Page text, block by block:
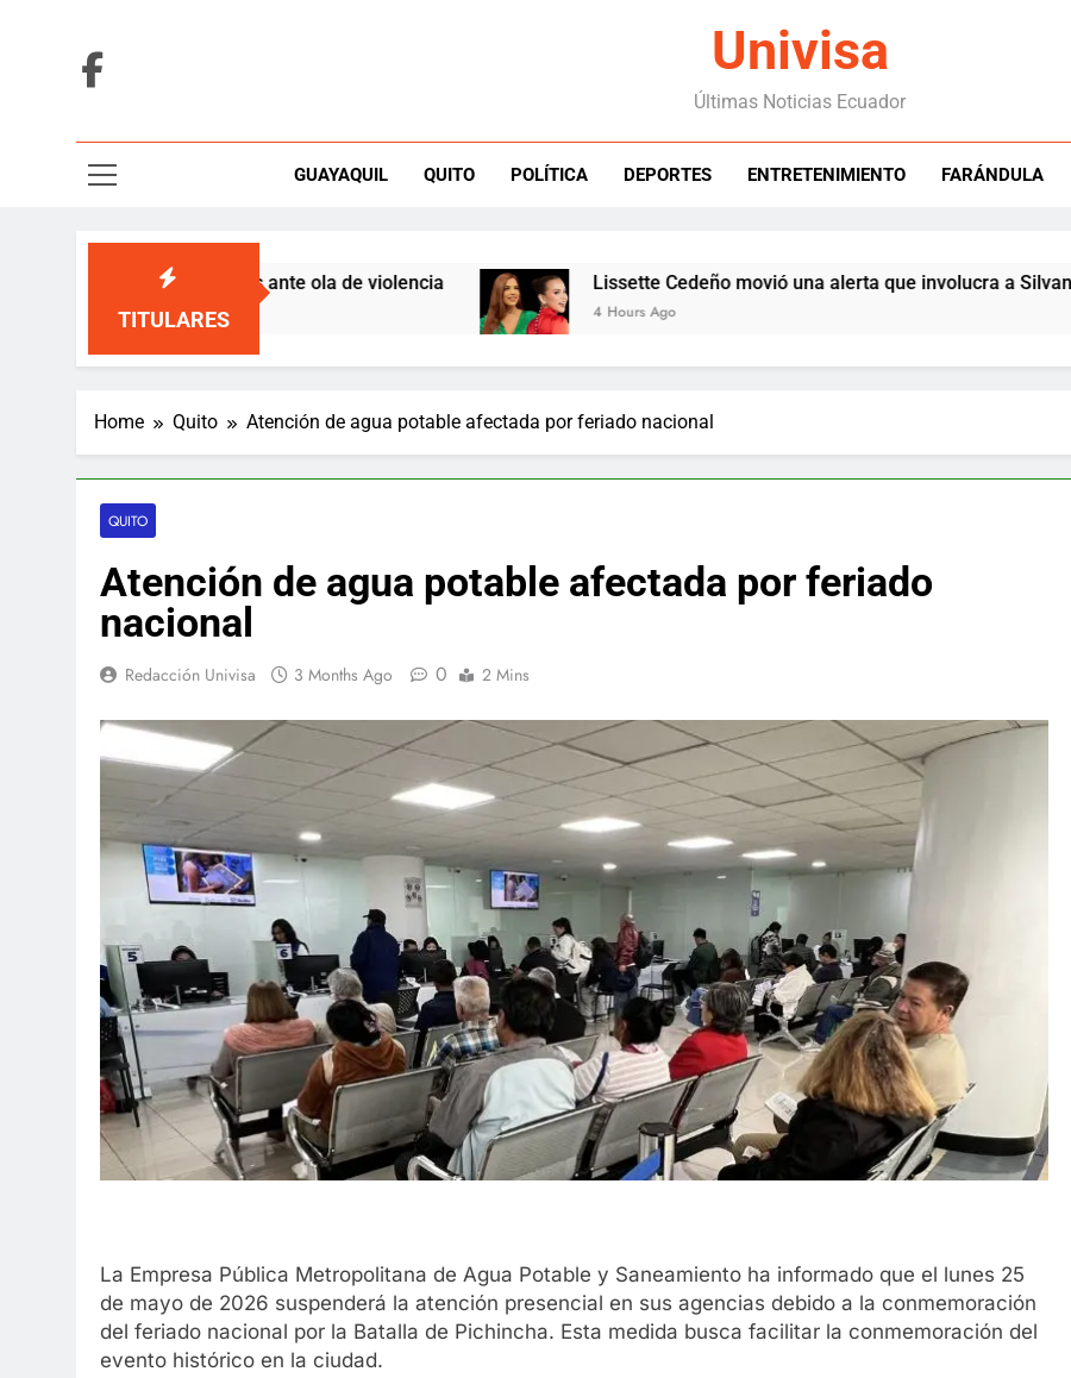
Univisa
Últimas Noticias Ecuador
GUAYAQUIL QUITO POLÍTICA DEPORTES ENTRETENIMIENTO FARÁNDULA
TITULARES
coordinadas ante ola de violencia Lissette Cedeño movió una alerta que involucra a Silvana Torres
4 Hours Ago
Home Quito Atención de agua potable afectada por feriado nacional
QUITO
Atención de agua potable afectada por feriado
nacional
Redacción Univisa 3 Months Ago 0 2 Mins
La Empresa Pública Metropolitana de Agua Potable y Saneamiento ha informado que el lunes 25
de mayo de 2026 suspenderá la atención presencial en sus agencias debido a la conmemoración
del feriado nacional por la Batalla de Pichincha. Esta medida busca facilitar la conmemoración del
evento histórico en la ciudad.